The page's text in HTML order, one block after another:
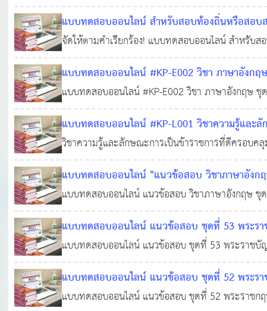
แบบทดสอบออนไลน์ สำหรับสอบท้องถิ่นหรือสอบ
องค์กรปกครองส่วนท้องถิ่น จำนวน 156 ข้อ พร้อม
จัดให้ตามคำเรียกร้อง! แบบทดสอบออนไลน์ สำหรับ
งานขององค์กรปกครองส่วนท้องถิ่น จำนวน 156 ข้อ
แบบทดสอบออนไลน์ #KP-E002 วิชา ภาษาอังก
Basic Grammar)) จำนวน 20 ข้อ
06 พ.ย. 2568
แบบทดสอบออนไลน์ #KP-E002 วิชา ภาษาอังกฤษ
Grammar)) จำนวน 20 ข้อ
แบบทดสอบออนไลน์ #KP-L001 วิชาความรู้และ
610
วิชาความรู้และลักษณะการเป็นข้าราชการที่ดีครอบค
ดี, วิธีปฏิบัติราชการทางปกครอง, หน้าที่และความรับ
แบบทดสอบออนไลน์ "แนวข้อสอบ วิชาภาษาอัง
พร้อมเฉลย)
03 พ.ย. 2568 0 687
แบบทดสอบออนไลน์ แนวข้อสอบ วิชาภาษาอังกฤษ
แบบทดสอบออนไลน์ แนวข้อสอบ ชุดที่ 53 พระร
2568
0 2,821
แบบทดสอบออนไลน์ แนวข้อสอบ ชุดที่ 53 พระราชบั
แบบทดสอบออนไลน์ แนวข้อสอบ ชุดที่ 52 พระรา
เพิ่มเติมถึง(ฉบับที่ 2) พ.ศ. 2562 จำนวน 100 ข้อ
แบบทดสอบออนไลน์ แนวข้อสอบ ชุดที่ 52 พระราชก